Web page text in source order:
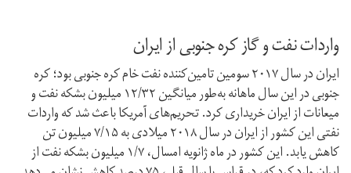
واردات نفت و گاز کره جنوبی از ایران
ایران در سال ۲۰۱۷ سومین تامین‌کننده نفت خام کره جنوبی بود؛ کره
جنوبی در این سال ماهانه به‌طور میانگین ۱۲/۳۲ میلیون بشکه نفت و
میعانات از ایران خریداری کرد. تحریم‌های آمریکا باعث شد که واردات
نفتی این کشور از ایران در سال ۲۰۱۸ میلادی به ۷/۱۵ میلیون تن
کاهش یابد. این کشور در ماه ژانویه امسال، ۱/۷ میلیون بشکه نفت از